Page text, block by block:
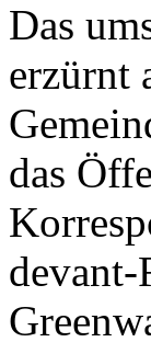
Das
erzürnt
das
devant-